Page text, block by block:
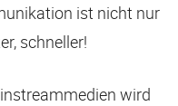
ist nicht nur
schneller!
wird